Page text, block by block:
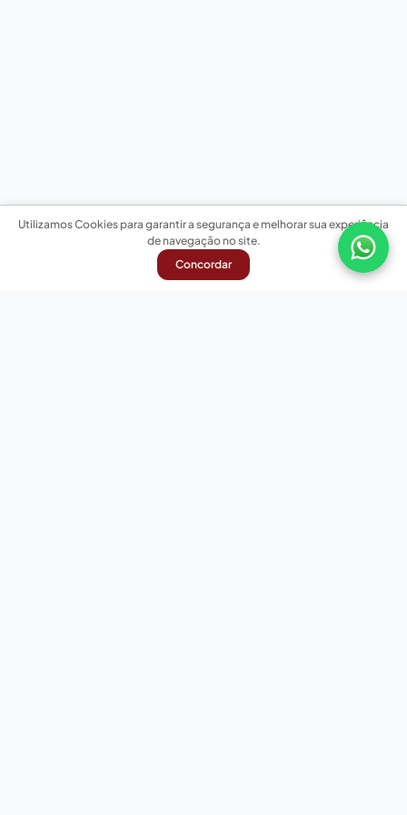
Utilizamos Cookies para garantir a segurança e melhorar sua experiência
de navegação no site.
Concordar